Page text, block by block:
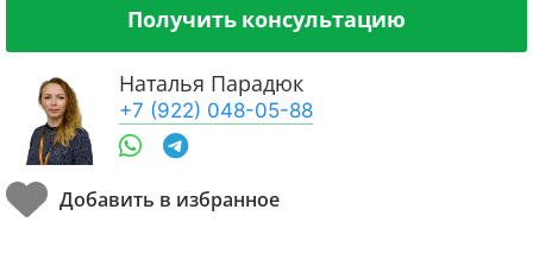
Получить консультацию
Наталья Парадюк
+7 (922) 048-05-88